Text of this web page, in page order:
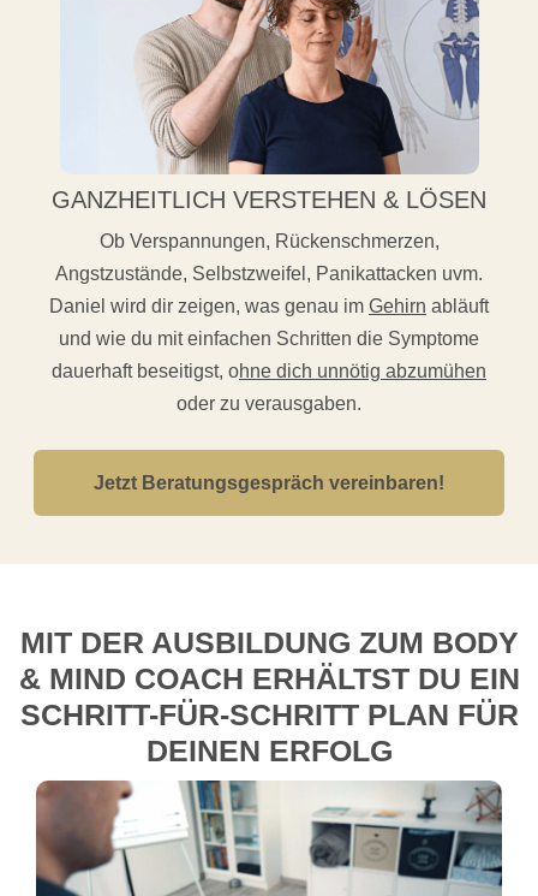
GANZHEITLICH VERSTEHEN & LÖSEN
Ob Verspannungen, Rückenschmerzen,
Angstzustände, Selbstzweifel, Panikattacken uvm.
Daniel wird dir zeigen, was genau im Gehirn abläuft
und wie du mit einfachen Schritten die Symptome
dauerhaft beseitigst, ohne dich unnötig abzumühen
oder zu verausgaben.
Jetzt Beratungsgespräch vereinbaren!
MIT DER AUSBILDUNG ZUM BODY
& MIND COACH ERHÄLTST DU EIN
SCHRITT-FÜR-SCHRITT PLAN FÜR
DEINEN ERFOLG